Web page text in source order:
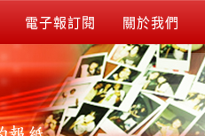
電子報訂閱 關於我們